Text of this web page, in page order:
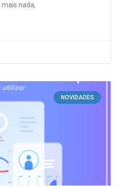
nada,
NOVIDADES